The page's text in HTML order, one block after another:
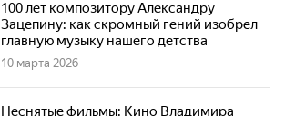
100 лет композитору Александру
Зацепину: как скромный гений изобрел
главную музыку нашего детства
10 марта 2026
Неснятые фильмы: Кино Владимира